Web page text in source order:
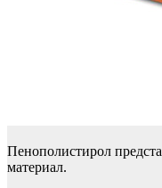
Пенополистирол
материал.